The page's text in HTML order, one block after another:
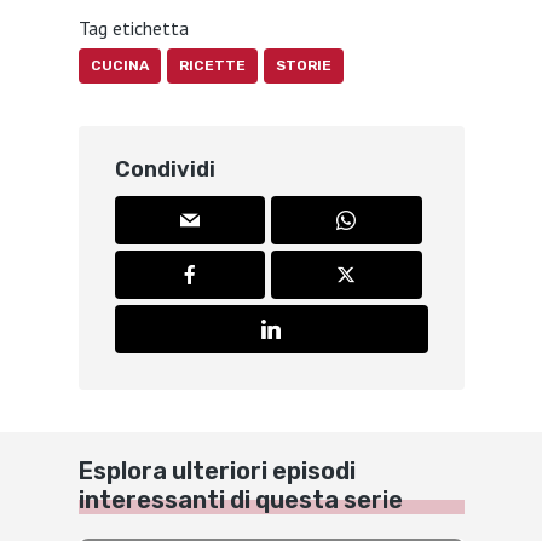
Tag etichetta
CUCINA RICETTE STORIE
Condividi
Esplora ulteriori episodi
interessanti di questa serie